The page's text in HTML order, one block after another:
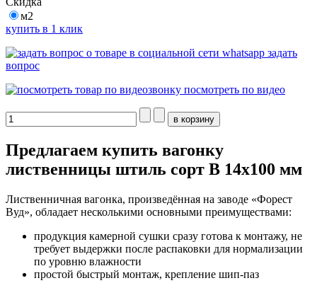
м2
купить в 1 клик
задать
вопрос
посмотреть по видео
Предлагаем купить вагонку
лиственницы штиль сорт В 14х100 мм
Лиственничная вагонка, произведённая на заводе «Форест
Вуд», обладает несколькими основными преимуществами:
продукция камерной сушки сразу готова к монтажу, не
требует выдержки после распаковки для нормализации
по уровню влажности
простой быстрый монтаж, крепление шип-паз